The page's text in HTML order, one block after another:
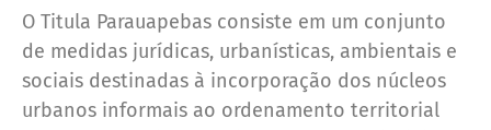
O Titula Parauapebas consiste em um conjunto
de medidas jurídicas, urbanísticas, ambientais e
sociais destinadas à incorporação dos núcleos
urbanos informais ao ordenamento territorial